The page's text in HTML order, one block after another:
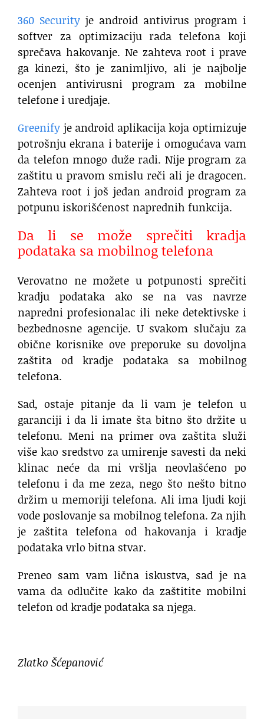
360 Security je android antivirus program i
softver za optimizaciju rada telefona koji
sprečava hakovanje. Ne zahteva root i prave
ga kinezi, što je zanimljivo, ali je najbolje
ocenjen antivirusni program za mobilne
telefone i uredjaje.
Greenify je android aplikacija koja optimizuje
potrošnju ekrana i baterije i omogućava vam
da telefon mnogo duže radi. Nije program za
zaštitu u pravom smislu reči ali je dragocen.
Zahteva root i još jedan android program za
potpunu iskorišćenost naprednih funkcija.
Da li se može sprečiti kradja
podataka sa mobilnog telefona
Verovatno ne možete u potpunosti sprečiti
kradju podataka ako se na vas navrze
napredni profesionalac ili neke detektivske i
bezbednosne agencije. U svakom slučaju za
obične korisnike ove preporuke su dovoljna
zaštita od kradje podataka sa mobilnog
telefona.
Sad, ostaje pitanje da li vam je telefon u
garanciji i da li imate šta bitno što držite u
telefonu. Meni na primer ova zaštita služi
više kao sredstvo za umirenje savesti da neki
klinac neće da mi vršlja neovlašćeno po
telefonu i da me zeza, nego što nešto bitno
držim u memoriji telefona. Ali ima ljudi koji
vode poslovanje sa mobilnog telefona. Za njih
je zaštita telefona od hakovanja i kradje
podataka vrlo bitna stvar.
Preneo sam vam lična iskustva, sad je na
vama da odlučite kako da zaštitite mobilni
telefon od kradje podataka sa njega.
Zlatko Šćepanović